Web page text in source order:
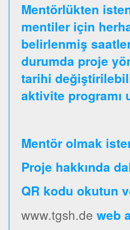
Mentörlükten
mentiler için
belirlenmiş
durumda proje
tarihi
aktivite programı
Mentör olmak
Proje hakkında
QR kodu okutun
www.tgsh.de web